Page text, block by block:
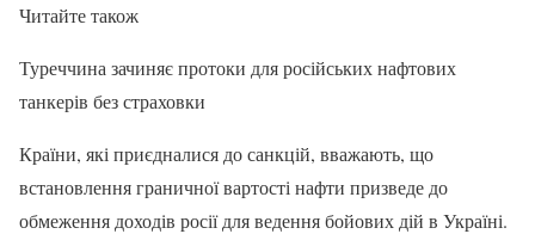
Читайте також
Туреччина зачиняє протоки для російських нафтових
танкерів без страховки
Країни, які приєдналися до санкцій, вважають, що
встановлення граничної вартості нафти призведе до
обмеження доходів росії для ведення бойових дій в Україні.